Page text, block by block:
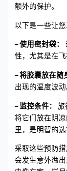
额外的保护。
以下是一些让
– 使用密封袋：
性，尤其是在飞
– 将胶囊放在随
出现的温度波动
– 监控条件：旅
将它们放在阴
里，是明智的选
采取这些预防
会发生意外溢